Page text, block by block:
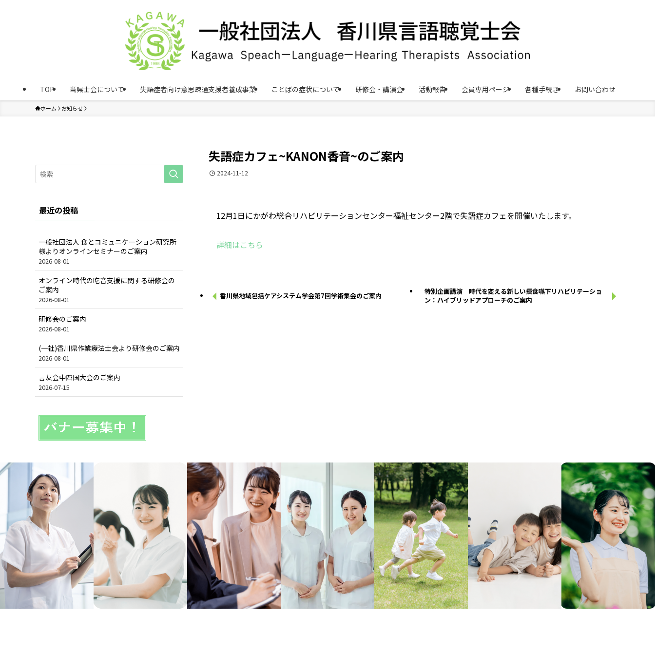
TOP 当県士会について 失語症者向け意思疎通支援者養成事業 ことばの症状について 研修会・講演会 活動報告 会員専用ページ 各種手続き お問い合わせ
ホーム お知らせ
失語症カフェ~KANON香音~のご案内
2024-11-12
12月1日にかがわ総合リハビリテーションセンター福祉センター2階で失語症カフェを開催いたします。
詳細はこちら
香川県地域包括ケアシステム学会第7回学術集会のご案内
特別企画講演 時代を変える新しい摂食嚥下リハビリテーショ
ン：ハイブリッドアプローチのご案内
最近の投稿
一般社団法人 食とコミュニケーション研究所
様よりオンラインセミナーのご案内
2026-08-01
オンライン時代の吃音支援に関する研修会の
ご案内
2026-08-01
研修会のご案内
2026-08-01
(一社)香川県作業療法士会より研修会のご案内
2026-08-01
言友会中四国大会のご案内
2026-07-15